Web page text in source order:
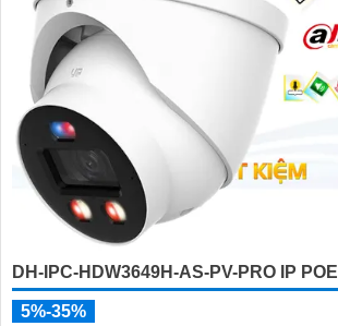
DH-IPC-HDW3649H-AS-PV-PRO IP POE
5%-35%